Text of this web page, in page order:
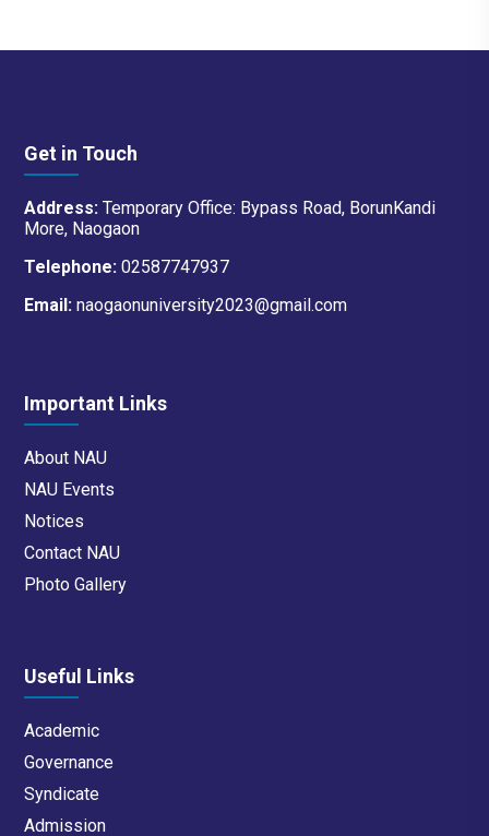
Get in Touch
Address: Temporary Office: Bypass Road, BorunKandi
More, Naogaon
Telephone: 02587747937
Email: naogaonuniversity2023@gmail.com
Important Links
About NAU
NAU Events
Notices
Contact NAU
Photo Gallery
Useful Links
Academic
Governance
Syndicate
Admission